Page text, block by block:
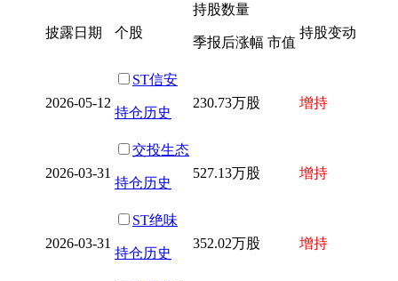
披露日期 个股
持股数量
季报后涨幅 市值
持股变动
2026-05-12
ST信安
持仓历史
230.73万股 增持
2026-03-31
交投生态
持仓历史
527.13万股 增持
2026-03-31
ST绝味
持仓历史
352.02万股 增持